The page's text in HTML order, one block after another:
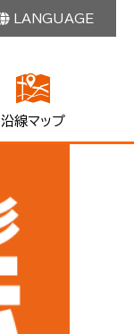
LANGUAGE
沿線マップ